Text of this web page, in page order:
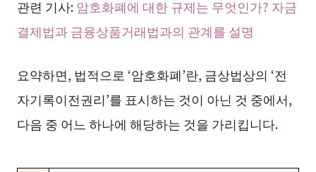
관련 기사:암호화폐에 대한 규제는 무엇인가? 자금
결제법과 금융상품거래법과의 관계를 설명
요약하면, 법적으로 ‘암호화폐’란, 금상법상의 ‘전
자기록이전권리’를 표시하는 것이 아닌 것 중에서,
다음 중 어느 하나에 해당하는 것을 가리킵니다.